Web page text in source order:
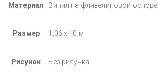
Материал Винил на флизелиновой основе
Размер 1,06 х 10 м
Рисунок Без рисунка